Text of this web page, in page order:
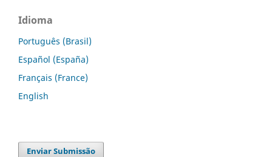
Idioma
Português (Brasil)
Español (España)
Français (France)
English
Enviar Submissão